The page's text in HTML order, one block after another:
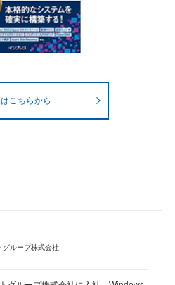
こちらから
グループ株式会社